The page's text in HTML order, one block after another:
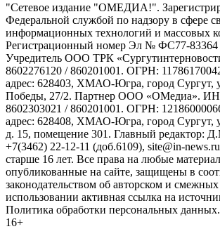
"Сетевое издание "ОМЕДИА!".
Федеральной службой по надзору в сфере
информационных технологий и массовых
Регистрационный номер Эл № ФС77-83364
Учредитель ООО ТРК
8602276120 / 860201001. ОГРН:
адрес: 628403, ХМАО-Югра, город Сургут,
Победы, 27/2. Партнер ООО «ОМедиа».
8602303021 / 860201001. ОГРН:
адрес: 628408, ХМАО-Югра, город Сургут,
д. 15, помещение 301. Главный редактор:
+7(3462) 22-12-11 (доб.6109), site@in-
старше 16 лет. Все права на любые
опубликованные на сайте, защищены в
законодательством об авторском и
использовании активная ссылка на
Политика обработки персональных данных.
16+